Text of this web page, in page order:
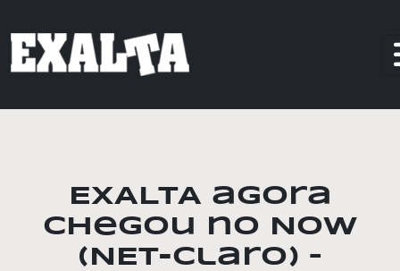
EXALTA agora
chegou no NOW
(NET-Claro) –